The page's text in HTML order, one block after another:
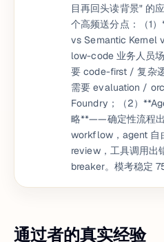
目再回头读背景" 的
个高频送分点：（1
vs Semantic
low-code 业务人员
要 code-first / 复杂
需要 evaluation /
Foundry；（2）
略**——确定性流程
workflow，agent 自
review，工具调用出
breaker。模考稳定
通过者的真实经验